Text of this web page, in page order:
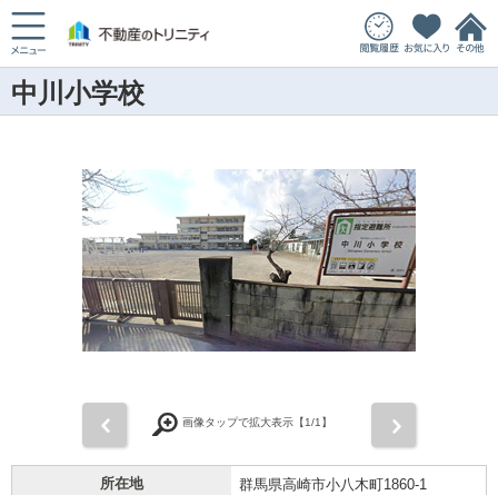
中川小学校
画像タップで拡大表示【1/1】
所在地 群馬県高崎市小八木町1860-1